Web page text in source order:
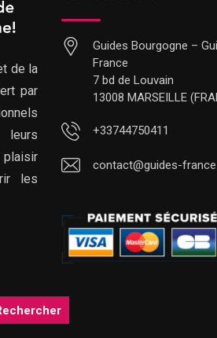
de la
par
plaisir
les
Guides Bourgogne –
France
7 bd de Louvain
13008 MARSEILLE
+33744750411
contact@guides-